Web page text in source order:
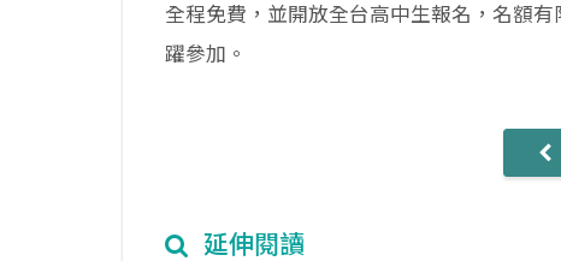
全程免費，並開放全台高中生報名，名額
躍參加。
延伸閱讀